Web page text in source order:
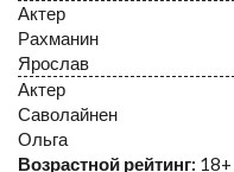
Актер
Рахманин
Ярослав
Актер
Саволайнен
Ольга
Возрастной рейтинг: 18+